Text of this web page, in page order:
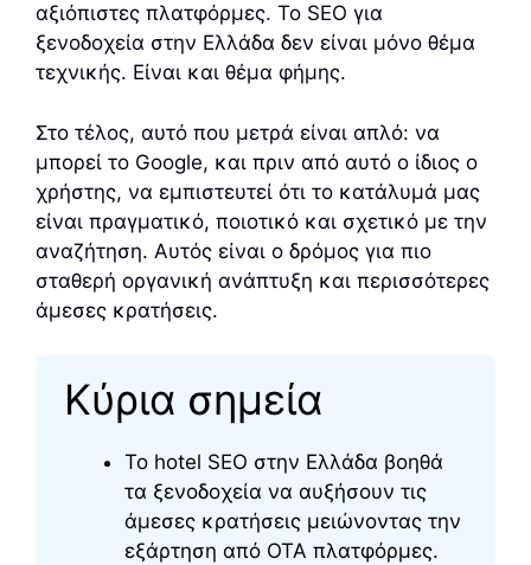
αξιόπιστες πλατφόρμες. Το SEO για
ξενοδοχεία στην Ελλάδα δεν είναι μόνο θέμα
τεχνικής. Είναι και θέμα φήμης.
Στο τέλος, αυτό που μετρά είναι απλό: να
μπορεί το Google, και πριν από αυτό ο ίδιος ο
χρήστης, να εμπιστευτεί ότι το κατάλυμά μας
είναι πραγματικό, ποιοτικό και σχετικό με την
αναζήτηση. Αυτός είναι ο δρόμος για πιο
σταθερή οργανική ανάπτυξη και περισσότερες
άμεσες κρατήσεις.
Κύρια σημεία
Το hotel SEO στην Ελλάδα βοηθά
τα ξενοδοχεία να αυξήσουν τις
άμεσες κρατήσεις μειώνοντας την
εξάρτηση από OTA πλατφόρμες.